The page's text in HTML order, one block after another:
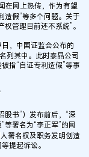
网上热传，作为有望
造假”等多个问题。关于
管理目前还不系统”。
，中国证监会公布的
列其中。此时泰晶公司
指“自证专利造假”等事
书”）发布前后，“深
署名为“李正军”的网
署名权及职务发明创造
提起诉讼。